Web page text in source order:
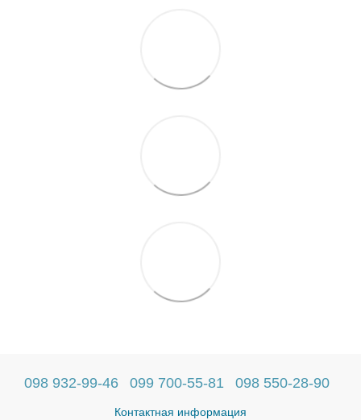
098 932-99-46 099 700-55-81 098 550-28-90
Контактная информация